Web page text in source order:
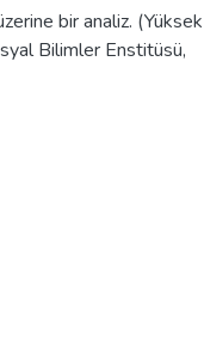
bir analiz. (Yüksek
Bilimler Enstitüsü,